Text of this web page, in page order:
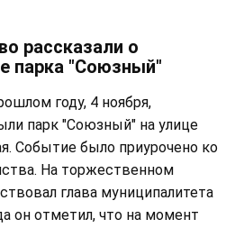
рассказали о
парка "Союзный"
году, 4 ноября,
парк "Союзный" на улице
Событие было приурочено ко
На торжественном
глава муниципалитета
он отметил, что на момент